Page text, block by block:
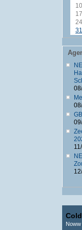
10
17
24
31